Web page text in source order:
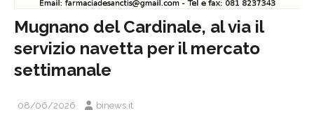
Mugnano del Cardinale, al via il
servizio navetta per il mercato
settimanale
08/06/2026 binews.it